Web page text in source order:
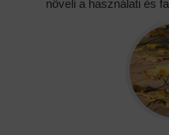
növeli a használati és